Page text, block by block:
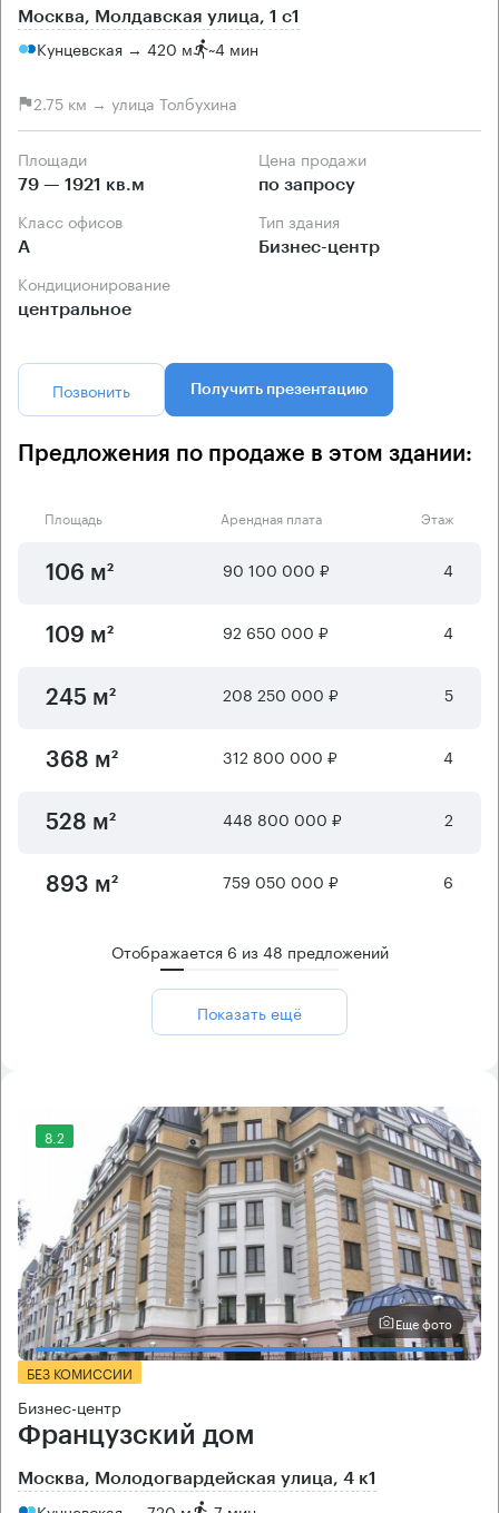
Москва, Молдавская улица, 1 с1
Кунцевская → 420 м ~4 мин
2.75 км → улица Толбухина
Площади
79 — 1921 кв.м
Цена продажи
по запросу
Класс офисов
А
Тип здания
Бизнес-центр
Кондиционирование
центральное
Позвонить Получить презентацию
Предложения по продаже в этом здании:
Площадь Арендная плата Этаж
106 м² 90 100 000 ₽ 4
109 м² 92 650 000 ₽ 4
245 м² 208 250 000 ₽ 5
368 м² 312 800 000 ₽ 4
528 м² 448 800 000 ₽ 2
893 м² 759 050 000 ₽ 6
Отображается 6 из48 предложений
Показать ещё
8.2
Еще фото
БЕЗ КОМИССИИ
Бизнес-центр
Французский дом
Москва, Молодогвардейская улица, 4 к1